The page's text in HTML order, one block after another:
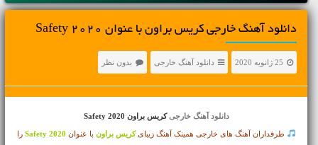
دانلود آهنگ خارجی کریس براون با عنوان Safety 2020
25 ژانویه 2020 دانلود آهنگ خارجی بدون نظر
دانلود آهنگ خارجیکریس براون Safety 2020
طرفداران آهنگ های خارجی همینک آهنگ زیبایکریس براون با عنوان Safety 2020 را